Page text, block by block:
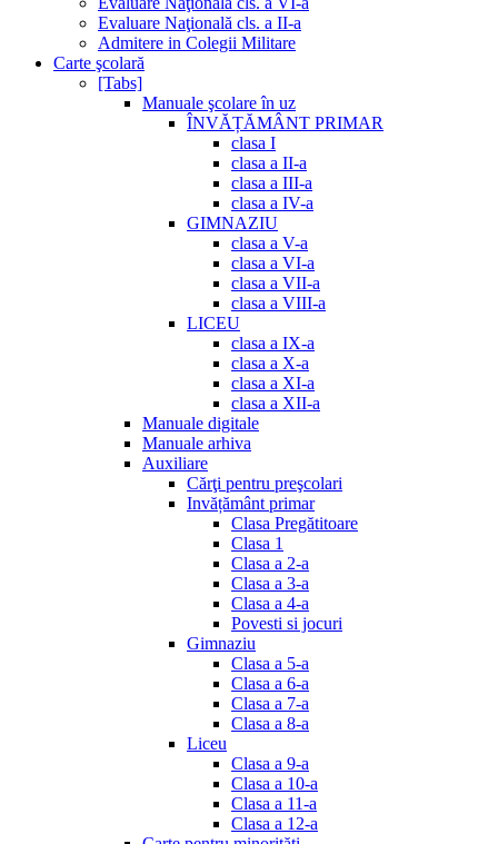
Evaluare Naţională cls. a II-a
Admitere in Colegii Militare
Carte şcolară
[Tabs]
Manuale şcolare în uz
ÎNVĂȚĂMÂNT PRIMAR
clasa I
clasa a II-a
clasa a III-a
clasa a IV-a
GIMNAZIU
clasa a V-a
clasa a VI-a
clasa a VII-a
clasa a VIII-a
LICEU
clasa a IX-a
clasa a X-a
clasa a XI-a
clasa a XII-a
Manuale digitale
Manuale arhiva
Auxiliare
Cărţi pentru preşcolari
Invățământ primar
Clasa Pregătitoare
Clasa 1
Clasa a 2-a
Clasa a 3-a
Clasa a 4-a
Povesti si jocuri
Gimnaziu
Clasa a 5-a
Clasa a 6-a
Clasa a 7-a
Clasa a 8-a
Liceu
Clasa a 9-a
Clasa a 10-a
Clasa a 11-a
Clasa a 12-a